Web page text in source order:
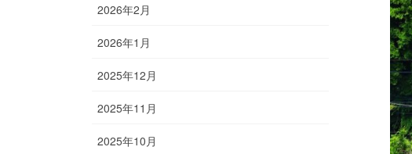
2026年2月
2026年1月
2025年12月
2025年11月
2025年10月